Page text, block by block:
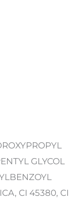
GLYCOL
CI 45380, CI